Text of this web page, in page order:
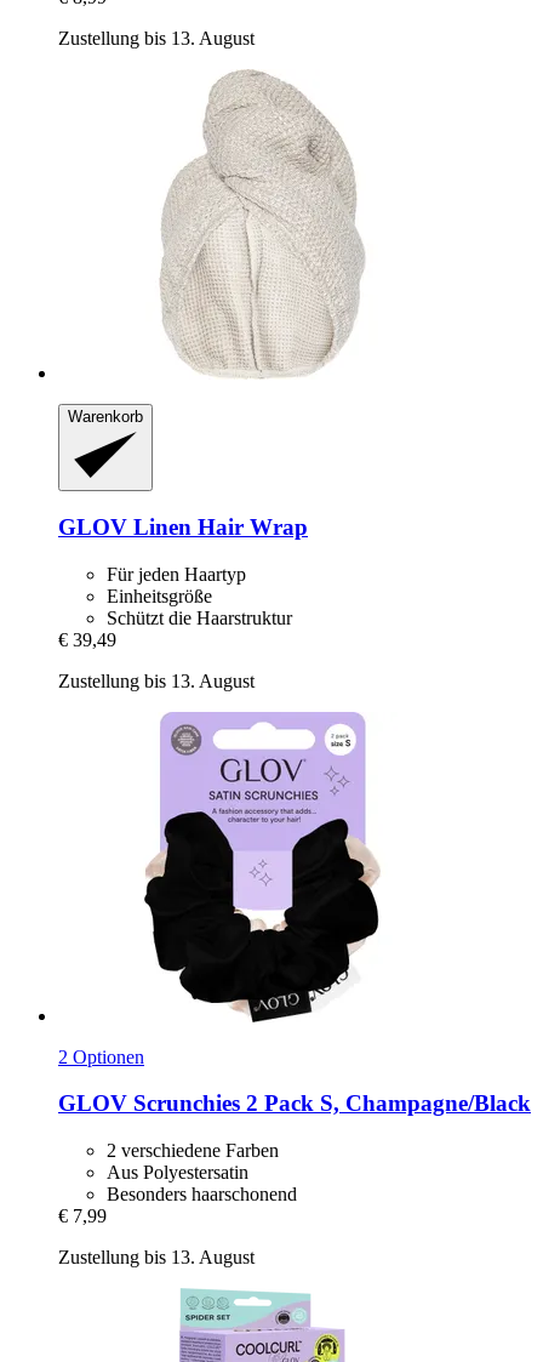
Zustellung bis 13. August
Warenkorb
GLOV Linen Hair Wrap
Für jeden Haartyp
Einheitsgröße
Schützt die Haarstruktur
€ 39,49
Zustellung bis 13. August
2 Optionen
GLOV Scrunchies 2 Pack S, Champagne/Black
2 verschiedene Farben
Aus Polyestersatin
Besonders haarschonend
€ 7,99
Zustellung bis 13. August